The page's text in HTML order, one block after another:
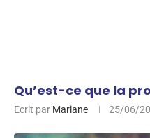
Qu’est-ce que la
Ecrit par Mariane 25/06/